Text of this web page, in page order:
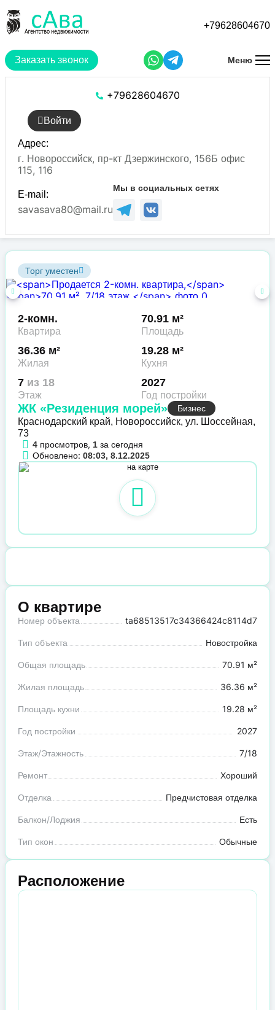
основному
Заказать звонок
+79628604670
Меню
+79628604670
Войти
Адрес:
г. Новороссийск, пр-кт Дзержинского, 156Б офис
115, 116
E-mail:
savasava80@mail.ru
Мы в социальных сетях
Торг уместен
2-комн.
Квартира
70.91 м²
Площадь
36.36 м²
Жилая
19.28 м²
Кухня
7 из 18
Этаж
2027
Год постройки
ЖК «Резиденция морей»
Бизнес
Краснодарский край, Новороссийск, ул. Шоссейная,
73
4 просмотров, 1 за сегодня
Обновлено: 08:03, 8.12.2025
О квартире
Номер объекта ta68513517c34366424c8114d7
Тип объекта Новостройка
Общая площадь 70.91 м²
Жилая площадь 36.36 м²
Площадь кухни 19.28 м²
Год постройки 2027
Этаж/Этажность 7/18
Ремонт Хороший
Отделка Предчистовая отделка
Балкон/Лоджия Есть
Тип окон Обычные
Расположение